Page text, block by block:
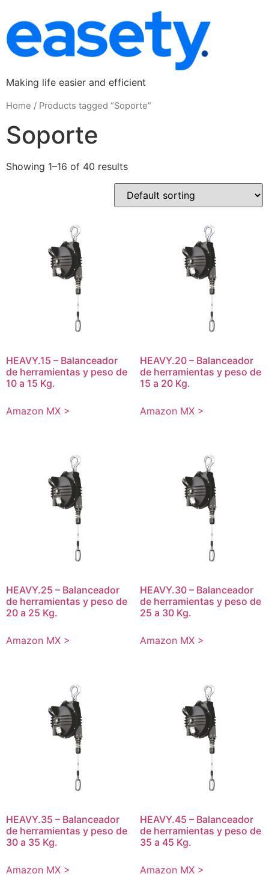
Making life easier and efficient
Home / Products tagged “Soporte”
Soporte
Showing 1–16 of 40 results
HEAVY.15 – Balanceador
de herramientas y peso de
10 a 15 Kg.
Amazon MX >
HEAVY.20 – Balanceador
de herramientas y peso de
15 a 20 Kg.
Amazon MX >
HEAVY.25 – Balanceador
de herramientas y peso de
20 a 25 Kg.
Amazon MX >
HEAVY.30 – Balanceador
de herramientas y peso de
25 a 30 Kg.
Amazon MX >
HEAVY.35 – Balanceador
de herramientas y peso de
30 a 35 Kg.
Amazon MX >
HEAVY.45 – Balanceador
de herramientas y peso de
35 a 45 Kg.
Amazon MX >